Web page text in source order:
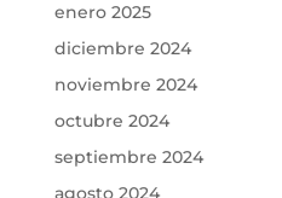
enero 2025
diciembre 2024
noviembre 2024
octubre 2024
septiembre 2024
agosto 2024